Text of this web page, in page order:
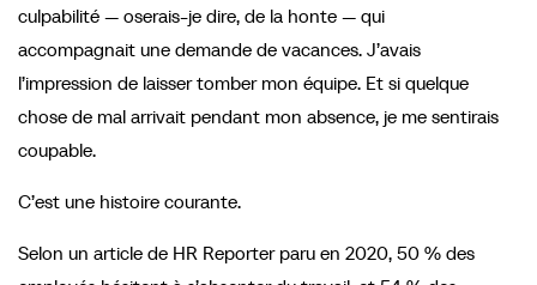
culpabilité — oserais-je dire, de la honte — qui
accompagnait une demande de vacances. J’avais
l’impression de laisser tomber mon équipe. Et si quelque
chose de mal arrivait pendant mon absence, je me sentirais
coupable.
C’est une histoire courante.
Selon un article de HR Reporter paru en 2020, 50 % des